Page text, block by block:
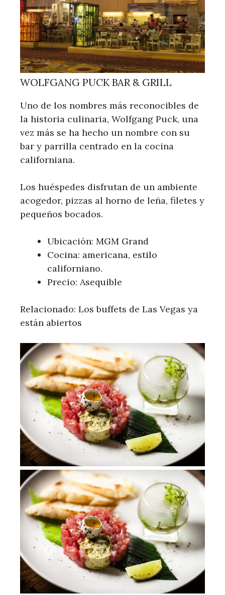
WOLFGANG PUCK BAR & GRILL
Uno de los nombres más reconocibles de
la historia culinaria, Wolfgang Puck, una
vez más se ha hecho un nombre con su
bar y parrilla centrado en la cocina
californiana.
Los huéspedes disfrutan de un ambiente
acogedor, pizzas al horno de leña, filetes y
pequeños bocados.
Ubicación: MGM Grand
Cocina: americana, estilo
californiano.
Precio: Asequible
Relacionado: Los buffets de Las Vegas ya
están abiertos